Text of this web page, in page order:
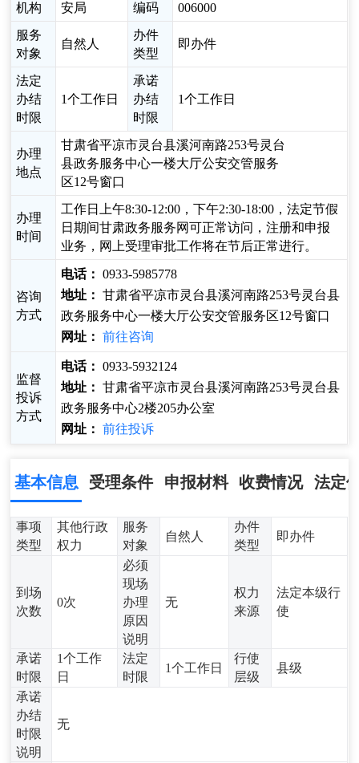
机构
安局
编码
006000
服务
对象
自然人
办件
类型
即办件
法定
办结
时限
1个工作日
承诺
办结
时限
1个工作日
办理
地点
甘肃省平凉市灵台县溪河南路253号灵台
县政务服务中心一楼大厅公安交管服务
区12号窗口
办理
时间
工作日上午8:30-12:00，下午2:30-18:00，法定节假
日期间甘肃政务服务网可正常访问，注册和申报
业务，网上受理审批工作将在节后正常进行。
咨询
方式
电话： 0933-5985778
地址： 甘肃省平凉市灵台县溪河南路253号灵台县
政务服务中心一楼大厅公安交管服务区12号窗口
网址： 前往咨询
监督
投诉
方式
电话： 0933-5932124
地址： 甘肃省平凉市灵台县溪河南路253号灵台县
政务服务中心2楼205办公室
网址： 前往投诉
基本信息 受理条件 申报材料 收费情况 法定
事项
类型
其他行政
权力
服务
对象
自然人
办件
类型
即办件
到场
次数
0次
必须
现场
办理
原因
说明
无
权力
来源
法定本级行
使
承诺
时限
1个工作
日
法定
时限
1个工作日
行使
层级
县级
承诺
办结
时限
说明
无